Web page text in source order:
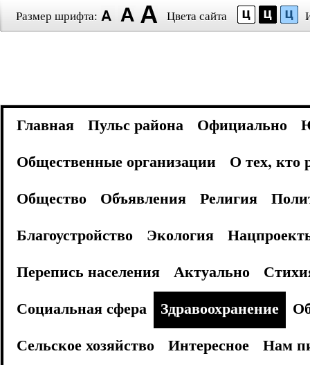
Размер шрифта: Цвета сайта
Главная Пульс района Официально
Общественные организации
О тех, кто
Общество
Объявления Религия
Благоустройство
Экология
Перепись населения
Актуально
Социальная сфера
Здравоохранение
Сельское хозяйство
Интересное
Нам